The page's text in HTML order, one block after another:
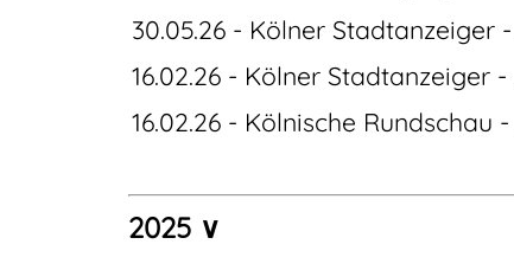
30.05.26 - Kölner Stadtanzeiger -
16.02.26 - Kölner Stadtanzeiger -
16.02.26 - Kölnische Rundschau -
2025 ∨